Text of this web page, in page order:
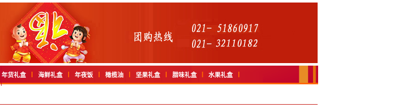
年货礼盒 海鲜礼盒 年夜饭 橄榄油 坚果礼盒 腊味礼盒 水果礼盒